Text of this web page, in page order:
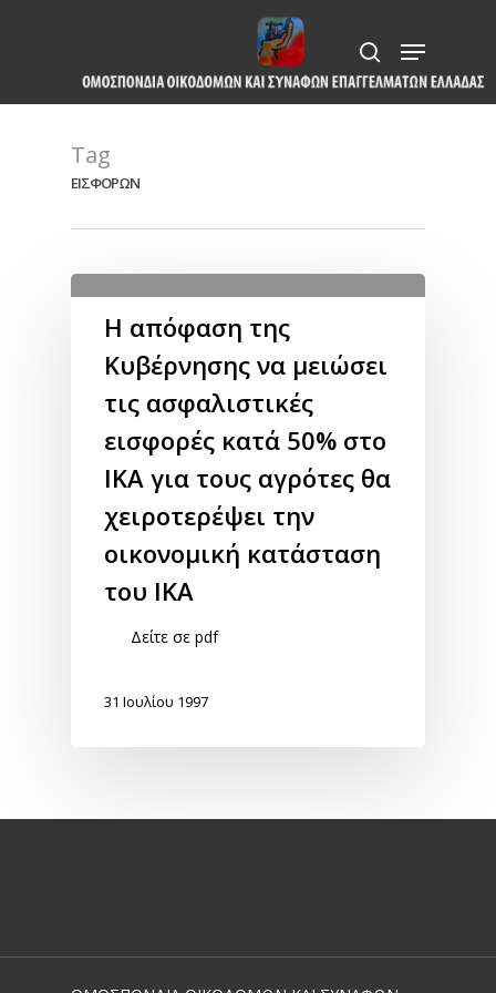
content
search
Menu
Tag
ΕΙΣΦΟΡΩΝ
Η απόφαση της
Κυβέρνησης να μειώσει
τις ασφαλιστικές
εισφορές κατά 50% στο
ΙΚΑ για τους αγρότες θα
χειροτερέψει την
οικονομική κατάσταση
του ΙΚΑ
Δείτε σε pdf
31 Ιουλίου 1997